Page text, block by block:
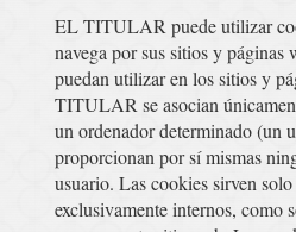
EL TITULAR puede utilizar
navega por sus sitios y páginas
puedan utilizar en los sitios y
TITULAR se asocian
un ordenador determinado (un
proporcionan por sí mismas
usuario. Las cookies sirven
exclusivamente internos, como